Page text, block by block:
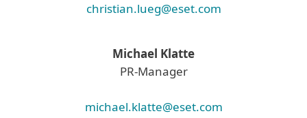
christian.lueg@eset.com
Michael Klatte
PR-Manager
michael.klatte@eset.com